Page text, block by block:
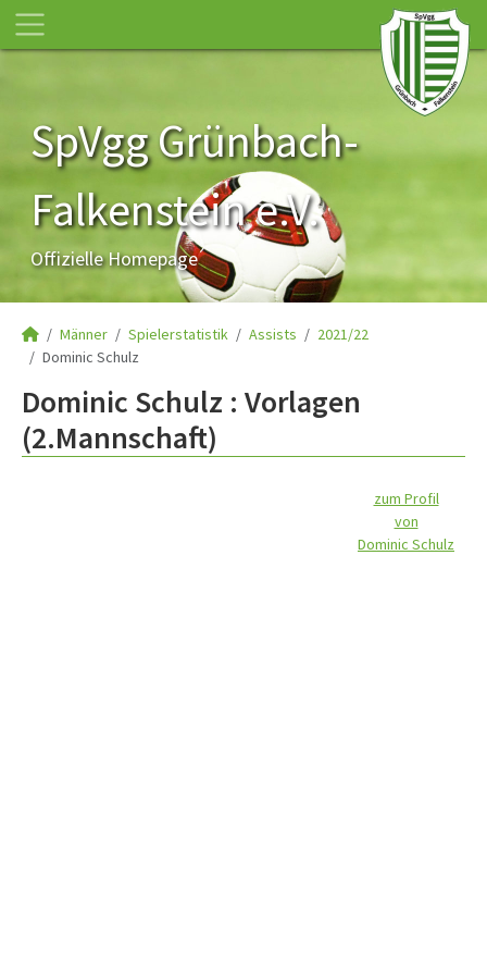
SpVgg Grünbach-
Falkenstein e.V.
Offizielle Homepage
Männer Spielerstatistik Assists
2021/22
Dominic Schulz
Dominic Schulz : Vorlagen
(2.Mannschaft)
zum Profil
von
Dominic Schulz